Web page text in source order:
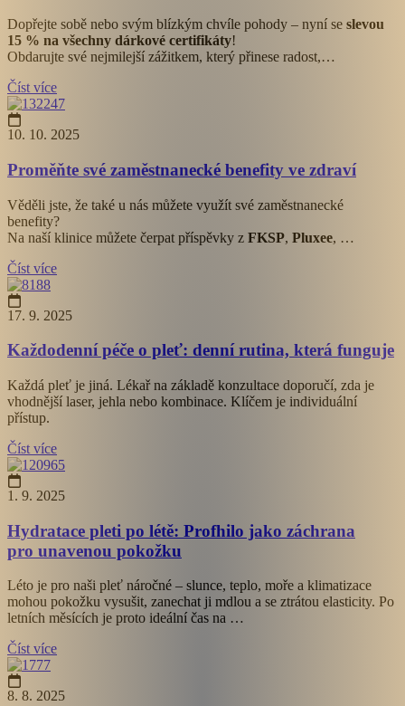
Dopřejte sobě nebo svým blízkým chvíle pohody – nyní se slevou
15 % na všechny dárkové certifikáty!
Obdarujte své nejmilejší zážitkem, který přinese radost,…
Číst více
10. 10. 2025
Proměňte své zaměstnanecké benefity ve zdraví
Věděli jste, že také u nás můžete využít své zaměstnanecké
benefity?
Na naší klinice můžete čerpat příspěvky z FKSP, Pluxee, …
Číst více
17. 9. 2025
Každodenní péče o pleť: denní rutina, která funguje
Každá pleť je jiná. Lékař na základě konzultace doporučí, zda je
vhodnější laser, jehla nebo kombinace. Klíčem je individuální
přístup.
Číst více
1. 9. 2025
Hydratace pleti po létě: Profhilo jako záchrana
pro unavenou pokožku
Léto je pro naši pleť náročné – slunce, teplo, moře a klimatizace
mohou pokožku vysušit, zanechat ji mdlou a se ztrátou elasticity. Po
letních měsících je proto ideální čas na …
Číst více
8. 8. 2025